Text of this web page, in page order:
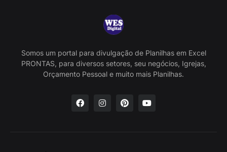
Somos um portal para divulgação de Planilhas em Excel
PRONTAS, para diversos setores, seu negócios, Igrejas,
Orçamento Pessoal e muito mais Planilhas.